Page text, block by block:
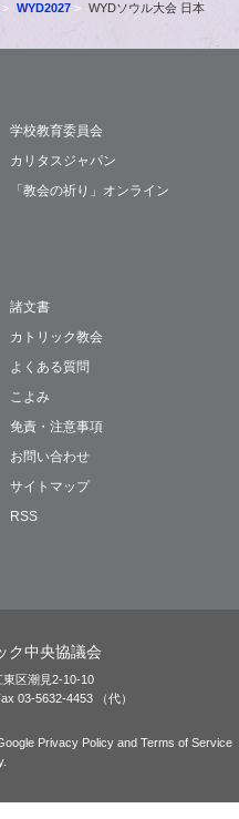
WYD2027
WYDソウル大会 日本
学校教育委員会
カリタスジャパン
「教会の祈り」オンライン
諸文書
カトリック教会
よくある質問
こよみ
免責・注意事項
お問い合わせ
サイトマップ
RSS
ク中央協議会
区潮見2-10-10
03-5632-4453 （代）
Privacy Policy and Terms of Service